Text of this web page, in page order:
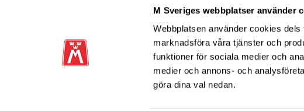
M Sveriges webbplatser använder
Webbplatsen använder cookies
marknadsföra våra tjänster och
funktioner för sociala medier och
medier och annons- och
göra dina val nedan.